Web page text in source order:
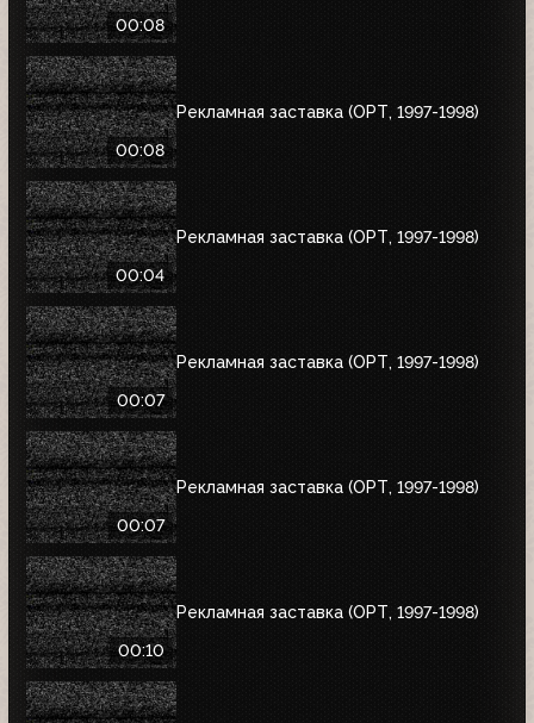
00:08
00:08
Рекламная заставка (ОРТ, 1997-1998)
00:04
Рекламная заставка (ОРТ, 1997-1998)
00:07
Рекламная заставка (ОРТ, 1997-1998)
00:07
Рекламная заставка (ОРТ, 1997-1998)
00:10
Рекламная заставка (ОРТ, 1997-1998)